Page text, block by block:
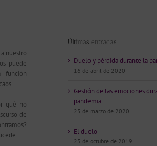
nuestro
puede
función
qué no
de
Últimas entradas
Duelo y pérdida durante la
16 de abril de 2020
Gestión de las emociones
pandemia
25 de marzo de 2020
El duelo
23 de octubre de 2019